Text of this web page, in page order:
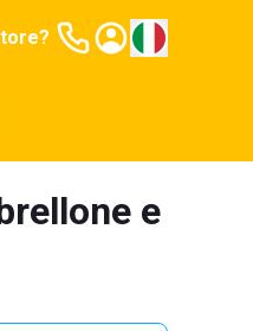
e